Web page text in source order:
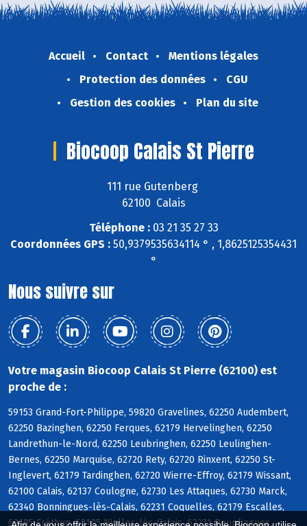
Accueil Contact
Mentions légales
Protection des données
CGU
Gestion des cookies
Plan du site
Biocoop Calais St Pierre
111 rue Gutenberg
62100 Calais
Téléphone :03 21 35 27 33
Coordonnées GPS : 50,9379535634114 ° , 1,8625125354431
°
Nous suivre sur
Votre magasin Biocoop Calais St Pierre (62100) est
proche de :
59153 Grand-Fort-Philippe, 59820 Gravelines, 62250 Audembert,
62250 Bazinghen, 62250 Ferques, 62179 Hervelinghen, 62250
Landrethun-le-Nord, 62250 Leubringhen, 62250 Leulinghen-
Bernes, 62250 Marquise, 62720 Rety, 62720 Rinxent, 62250 St-
Inglevert, 62179 Tardinghen, 62720 Wierre-Effroy, 62179 Wissant,
62100 Calais, 62137 Coulogne, 62730 Les Attaques, 62730 Marck,
62340 Bonningues-lès-Calais, 62231 Coquelles, 62179 Escalles,
62185 Fréthun, 62185 Nielles-lès-Calais, 62231 Peuplingues,